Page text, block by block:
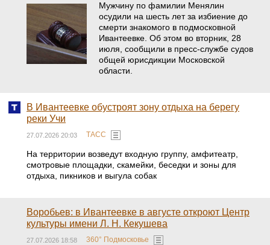
Мужчину по фамилии Менялин
осудили на шесть лет за избиение до
смерти знакомого в подмосковной
Ивантеевке. Об этом во вторник, 28
июля, сообщили в пресс-службе судов
общей юрисдикции Московской
области.
В Ивантеевке обустроят зону отдыха на берегу
реки Учи
27.07.2026 20:03 ТАСС
На территории возведут входную группу, амфитеатр,
смотровые площадки, скамейки, беседки и зоны для
отдыха, пикников и выгула собак
Воробьев: в Ивантеевке в августе откроют Центр
культуры имени Л. Н. Кекушева
27.07.2026 18:58 360° Подмосковье